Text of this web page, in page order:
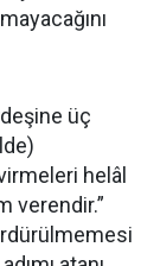
üç
helâl
verendir.”